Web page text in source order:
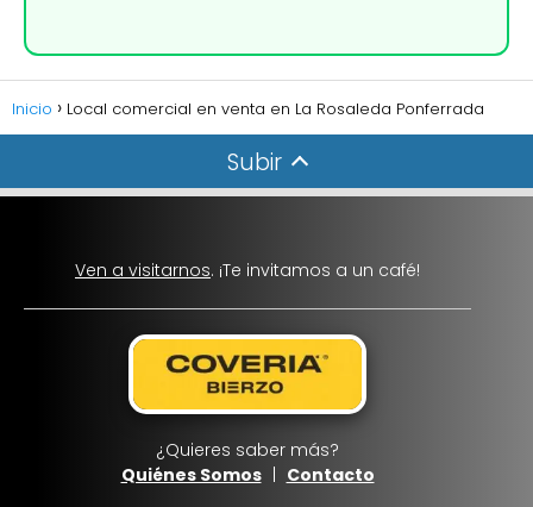
Inicio Local comercial en venta en La Rosaleda Ponferrada
Subir
Ven a visitarnos. ¡Te invitamos a un café!
¿Quieres saber más?
Quiénes Somos | Contacto